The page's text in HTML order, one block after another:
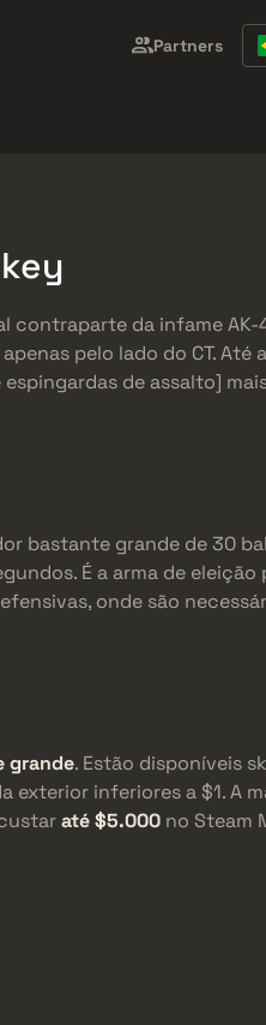
Partners
da infame AK-
pelo lado do CT. Até
de assalto]
bastante grande de 30
É a arma de
onde são
grande. Estão disponíveis
exterior inferiores a $1. A
até $5.000 no Steam